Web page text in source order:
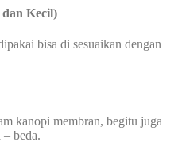
dan Kecil)
bisa di sesuaikan dengan
kanopi membran, begitu juga
– beda.